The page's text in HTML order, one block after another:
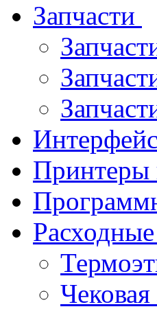
Запчасти
Принтеры
Чековая